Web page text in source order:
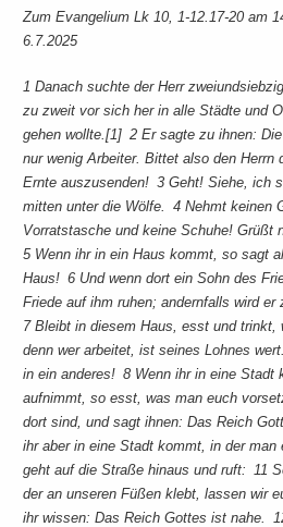
Zum Evangelium Lk 10, 1-12.17-20 am
6.7.2025
1 Danach suchte der Herr
zu zweit vor sich her in alle Städte und
gehen wollte.[1] 2 Er sagte zu ihnen:
nur wenig Arbeiter. Bittet also den Herrn
Ernte auszusenden! 3 Geht! Siehe, ich
mitten unter die Wölfe. 4 Nehmt keinen
Vorratstasche und keine Schuhe! Grüßt
5 Wenn ihr in ein Haus kommt, so sagt
Haus! 6 Und wenn dort ein Sohn des
Friede auf ihm ruhen; andernfalls wird er
7 Bleibt in diesem Haus, esst und trinkt,
denn wer arbeitet, ist seines Lohnes
in ein anderes! 8 Wenn ihr in eine Stadt
aufnimmt, so esst, was man euch
dort sind, und sagt ihnen: Das Reich
ihr aber in eine Stadt kommt, in der
geht auf die Straße hinaus und ruft: 11
der an unseren Füßen klebt, lassen wir
ihr wissen: Das Reich Gottes ist nahe.